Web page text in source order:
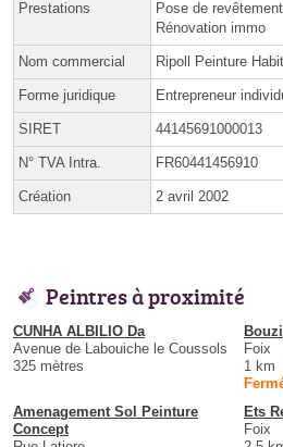
Prestations
Pose de
Rénovation immo
Nom commercial Ripoll Peinture
Forme juridique Entrepreneur
SIRET 44145691000013
N° TVA Intra. FR60441456910
Création 2 avril 2002
Peintres à proximité
CUNHA ALBILIO Da
Avenue de Labouiche le Coussols
325 mètres
Foix
1 km
Amenagement Sol Peinture
Concept
Ets
Foix